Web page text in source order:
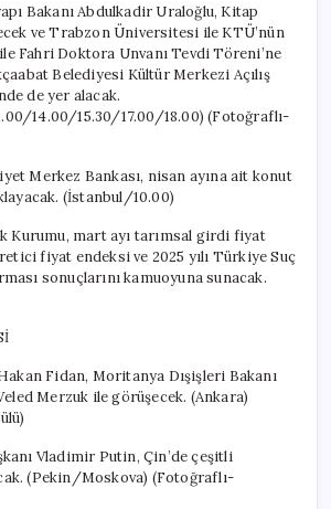
Bakanı Abdulkadir Uraloğlu, Kitap
ve Trabzon Üniversitesi ile KTÜ’nün
Fahri Doktora Unvanı Tevdi Töreni’ne
Belediyesi Kültür Merkezi Açılış
de yer alacak.
14.00/15.30/17.00/18.00) (Fotoğraflı-
Merkez Bankası, nisan ayına ait konut
(İstanbul/10.00)
mart ayı tarımsal girdi fiyat
fiyat endeksi ve 2025 yılı Türkiye Suç
sonuçlarını kamuoyuna sunacak.
Fidan, Moritanya Dışişleri Bakanı
Merzuk ile görüşecek. (Ankara)
Vladimir Putin, Çin’de çeşitli
(Pekin/Moskova) (Fotoğraflı-